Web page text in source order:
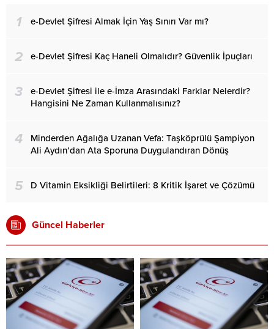
1 e-Devlet Şifresi Almak İçin Yaş Sınırı Var mı?
2 e-Devlet Şifresi Kaç Haneli Olmalıdır? Güvenlik İpuçları
3
e-Devlet Şifresi ile e-İmza Arasındaki Farklar Nelerdir?
Hangisini Ne Zaman Kullanmalısınız?
4
Minderden Ağalığa Uzanan Vefa: Taşköprülü Şampiyon
Ali Aydın’dan Ata Sporuna Duygulandıran Dönüş
5 D Vitamin Eksikliği Belirtileri: 8 Kritik İşaret ve Çözümü
Güncel Haberler